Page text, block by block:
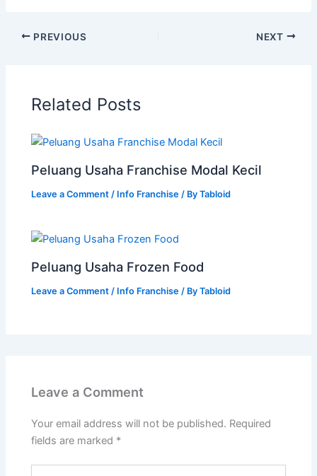
PREVIOUS NEXT
Related Posts
Peluang Usaha Franchise Modal Kecil
Leave a Comment / Info Franchise / ByTabloid
Peluang Usaha Frozen Food
Leave a Comment / Info Franchise / ByTabloid
Leave a Comment
Your email address will not be published. Required
fields are marked *